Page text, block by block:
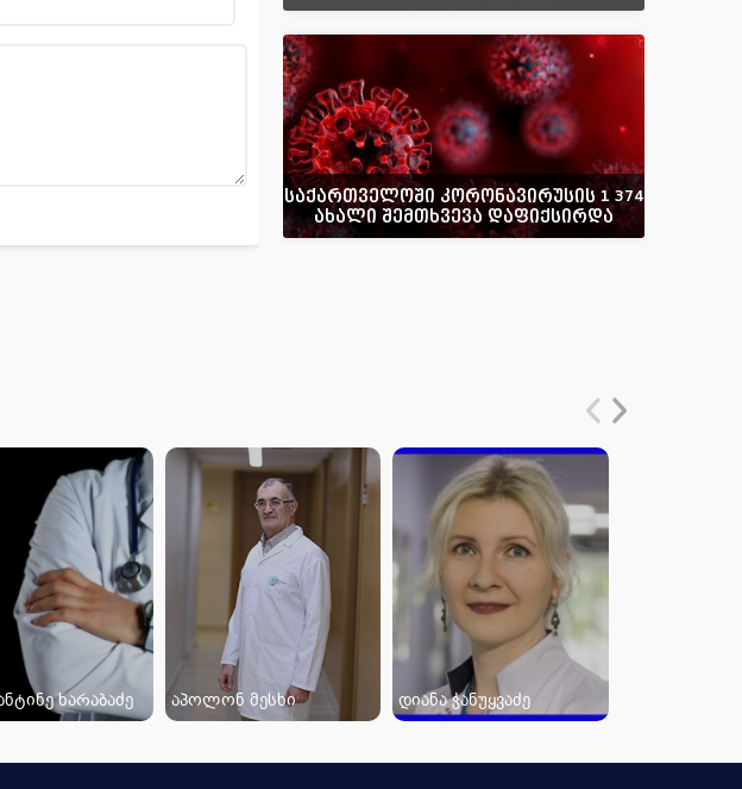
საქართველოში კორონავირუსის 1 374
ახალი შემთხვევა დაფიქსირდა
ხარაბაძე აპოლონ მესხი დიანა ჭანუყვაძე